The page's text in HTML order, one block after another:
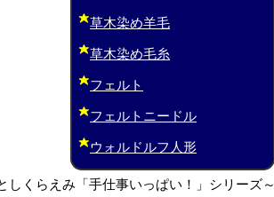
草木染め羊毛
草木染め毛糸
フェルト
フェルトニードル
ウォルドルフ人形
しくらえみ「手仕事いっぱい！」シリーズ～